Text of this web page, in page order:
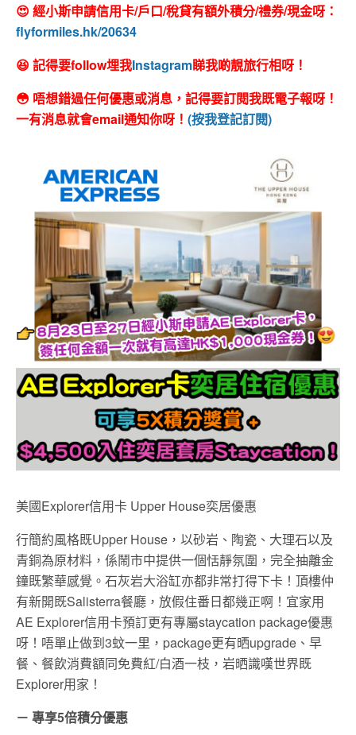
😍 經小斯申請信用卡/戶口/稅貸有額外積分/禮券/現金呀：
flyformiles.hk/20634
😆 記得要follow埋我Instagram睇我啲靚旅行相呀！
😳 唔想錯過任何優惠或消息，記得要訂閱我既電子報呀！
一有消息就會email通知你呀！ (按我登記訂閱)
美國Explorer信用卡 Upper House奕居優惠
行簡約風格既Upper House，以砂岩、陶瓷、大理石以及
青銅為原材料，係鬧市中提供一個恬靜氛圍，完全抽離金
鐘既繁華感覺。石灰岩大浴缸亦都非常打得下卡！頂樓仲
有新開既Salisterra餐廳，放假住番日都幾正啊！宜家用
AE Explorer信用卡預訂更有專屬staycation package優惠
呀！唔單止做到3蚊一里，package更有晒upgrade、早
餐、餐飲消費額同免費紅/白酒一枝，岩晒識嘆世界既
Explorer用家！
－ 專享5倍積分優惠